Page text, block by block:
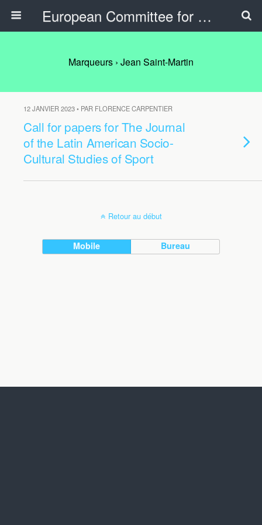
European Committee for Sports History
Marqueurs › Jean Saint-Martin
12 JANVIER 2023 • PAR FLORENCE CARPENTIER
Call for papers for The Journal
of the Latin American Socio-
Cultural Studies of Sport
Retour au début
Mobile Bureau